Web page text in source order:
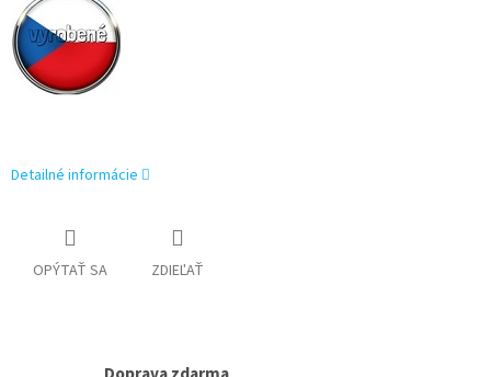
Detailné informácie
OPÝTAŤ SA ZDIEĽAŤ